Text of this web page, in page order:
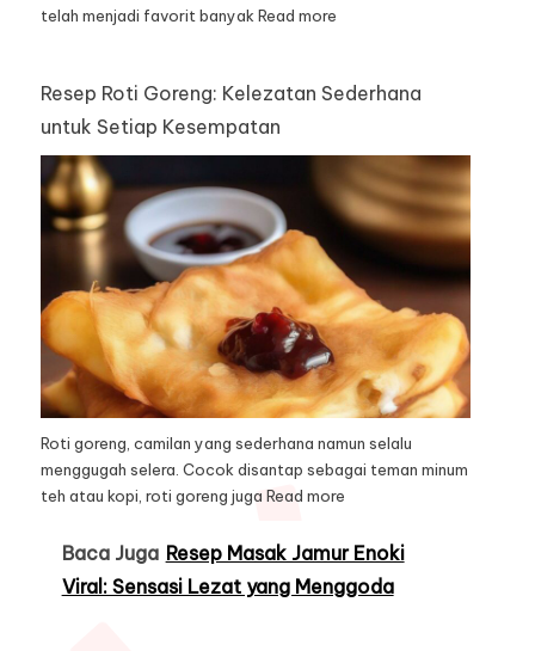
telah menjadi favorit banyak Read more
Resep Roti Goreng: Kelezatan Sederhana
untuk Setiap Kesempatan
Roti goreng, camilan yang sederhana namun selalu
menggugah selera. Cocok disantap sebagai teman minum
teh atau kopi, roti goreng juga Read more
Baca Juga Resep Masak Jamur Enoki
Viral: Sensasi Lezat yang Menggoda